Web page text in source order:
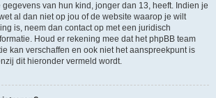
van hun kind, jonger dan 13, heeft. Indien je
al dan niet op jou of de website waarop je wilt
is, neem dan contact op met een juridisch
Houd er rekening mee dat het phpBB team
kan verschaffen en ook niet het aanspreekpunt is
dit hieronder vermeld wordt.